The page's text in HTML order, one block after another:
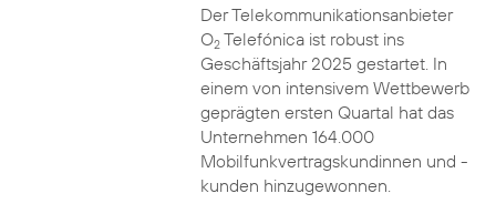
Der Telekommunikationsanbieter
O2Telefónica ist robust ins
Geschäftsjahr 2025 gestartet. In
einem von intensivem Wettbewerb
geprägten ersten Quartal hat das
Unternehmen 164.000
Mobilfunkvertragskundinnen und -
kunden hinzugewonnen.